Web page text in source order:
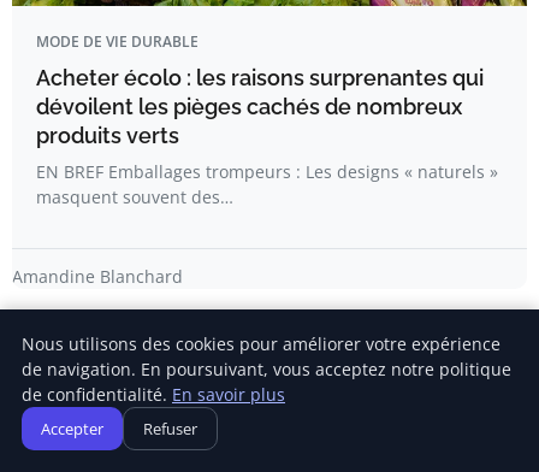
MODE DE VIE DURABLE
Acheter écolo : les raisons surprenantes qui
dévoilent les pièges cachés de nombreux
produits verts
EN BREF Emballages trompeurs : Les designs « naturels »
masquent souvent des…
Amandine Blanchard
Newsletter
Nous utilisons des cookies pour améliorer votre expérience
de navigation. En poursuivant, vous acceptez notre politique
de confidentialité. En savoir plus
Accepter Refuser